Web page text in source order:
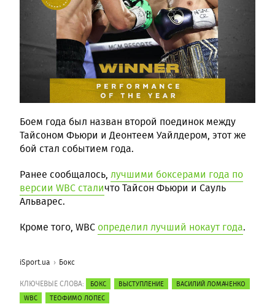
Боем года был назван второй поединок между
Тайсоном Фьюри и Деонтеем Уайлдером, этот же
бой стал событием года.
Ранее сообщалось, лучшими боксерами года по
версии WBC сталичто Тайсон Фьюри и Сауль
Альварес.
Кроме того, WBC определил лучший нокаут года.
iSport.ua Бокс
КЛЮЧЕВЫЕ СЛОВА: БОКС ВЫСТУПЛЕНИЕ
ВАСИЛИЙ ЛОМАЧЕНКО
WBC
ТЕОФИМО ЛОПЕС